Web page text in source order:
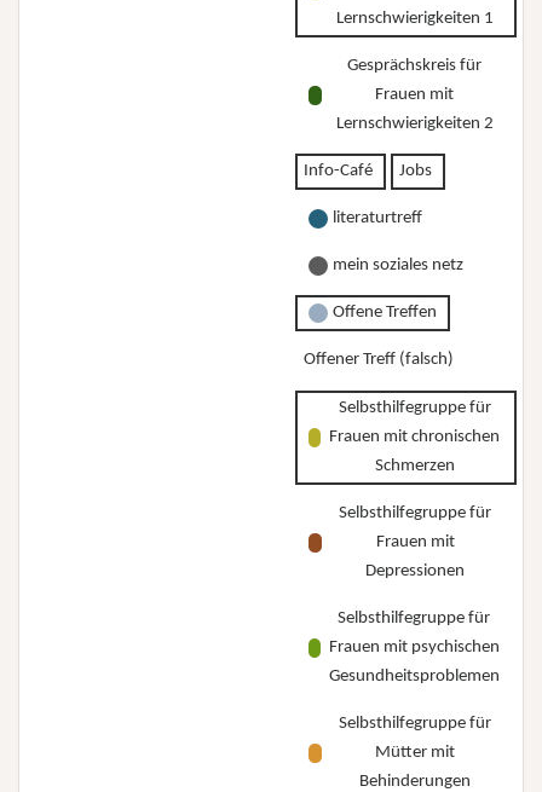
Lernschwierigkeiten 1
Gesprächskreis für
Frauen mit
Lernschwierigkeiten 2
Info-Café Jobs
literaturtreff
mein soziales netz
Offene Treffen
Offener Treff (falsch)
Selbsthilfegruppe für
Frauen mit chronischen
Schmerzen
Selbsthilfegruppe für
Frauen mit
Depressionen
Selbsthilfegruppe für
Frauen mit psychischen
Gesundheitsproblemen
Selbsthilfegruppe für
Mütter mit
Behinderungen